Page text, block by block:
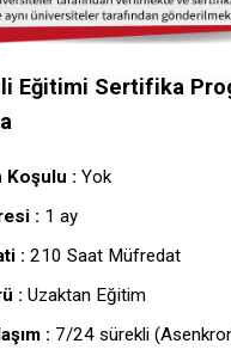
Eğitimi Sertifika
Koşulu : Yok
: 1 ay
: 210 Saat Müfredat
: Uzaktan Eğitim
: 7/24 sürekli